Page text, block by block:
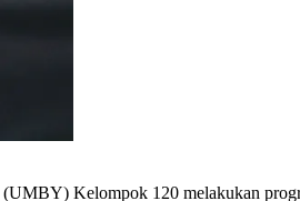
Kelompok 120 melakukan